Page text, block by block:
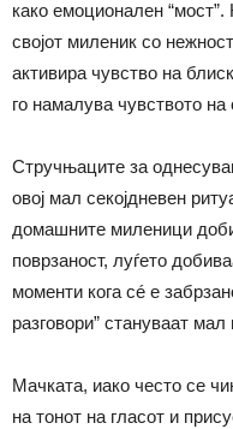
како емоционален
својот миленик со
активира чувство на
го намалува чувството на
Стручњаците за
овој мал секојдневен
домашните миленици
поврзаност, луѓето
моменти кога сé е
разговори” стануваат
Мачката, иако често се
на тонот на гласот и